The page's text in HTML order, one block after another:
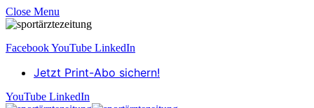
Close Menu
FacebookYouTube LinkedIn
Jetzt Print-Abo sichern!
YouTube LinkedIn